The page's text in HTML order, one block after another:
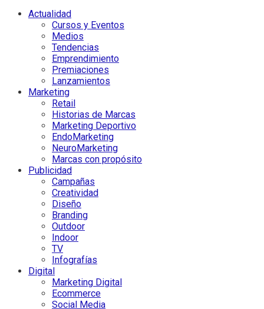
Actualidad
Cursos y Eventos
Medios
Tendencias
Emprendimiento
Premiaciones
Lanzamientos
Marketing
Retail
Historias de Marcas
Marketing Deportivo
EndoMarketing
NeuroMarketing
Marcas con propósito
Publicidad
Campañas
Creatividad
Diseño
Branding
Outdoor
Indoor
TV
Infografías
Digital
Marketing Digital
Ecommerce
Social Media